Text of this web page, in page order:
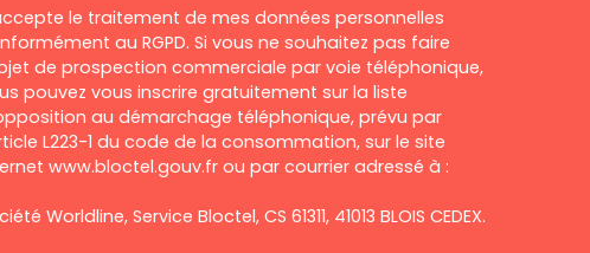
le traitement de mes données personnelles
au RGPD. Si vous ne souhaitez pas faire
de prospection commerciale par voie téléphonique,
pouvez vous inscrire gratuitement sur la liste
au démarchage téléphonique, prévu par
L223-1 du code de la consommation, sur le site
www.bloctel.gouv.fr ou par courrier adressé à :
Worldline, Service Bloctel, CS 61311, 41013 BLOIS CEDEX.